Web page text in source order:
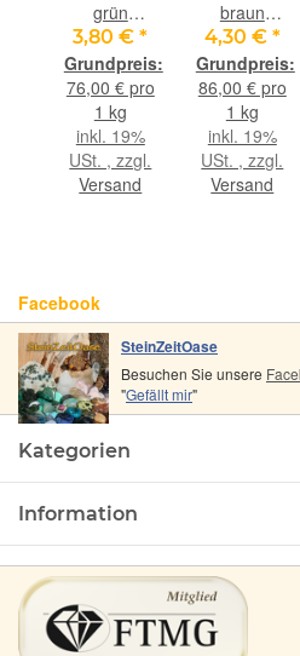
grün
Wassersteine-
Sonderqualität
/ Rohsteine
extra
angetrommelt
- ca. 50 g
(GKS)
3,80 €*
76,00 € pro
1 kg
inkl. 19%
USt. , zzgl.
Versand
braun
Wassersteine-
Sonderqualität
/ Rohsteine
extra
angetrommelt
- ca. 50 g
(GKS)
4,30 € *
86,00 € pro
1 kg
inkl. 19%
USt. , zzgl.
Versand
Facebook
SteinZeitOase
Besuchen Sie unsere
"Gefällt mir"
Kategorien
Information